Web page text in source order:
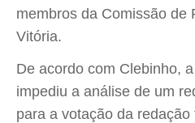
membros da Comissão de
Vitória.
De acordo com Clebinho,
impediu a análise de um
para a votação da redação